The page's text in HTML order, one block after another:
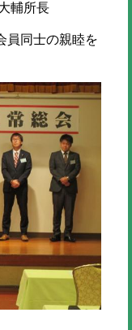
大輔所長
員同士の親睦を